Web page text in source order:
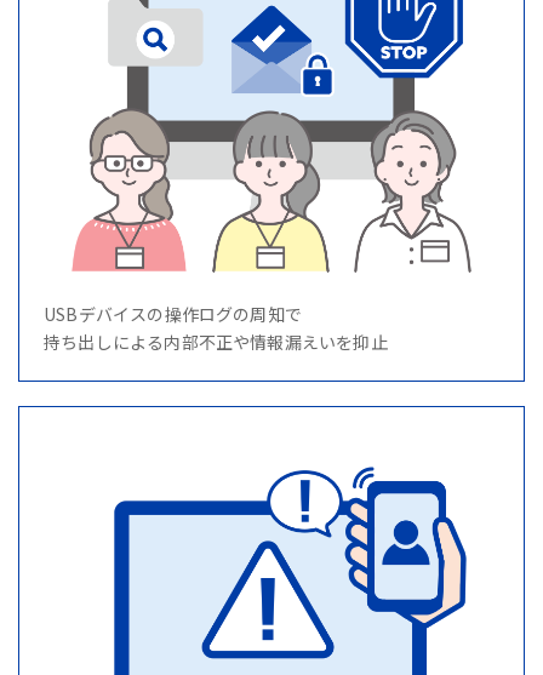
USBデバイスの操作ログの周知で
持ち出しによる内部不正や情報漏えいを抑止